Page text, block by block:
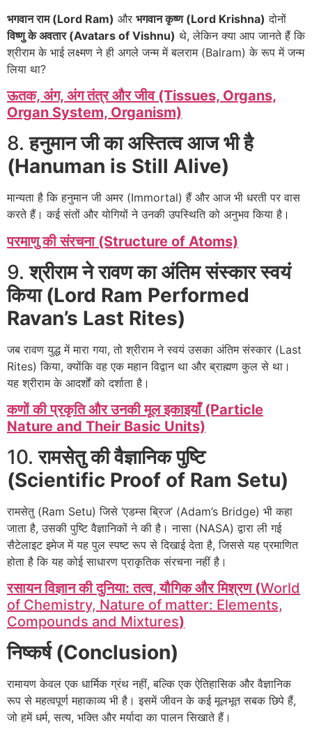
भगवान राम (Lord Ram) और भगवान कृष्ण (Lord Krishna) दोनों
विष्णु के अवतार (Avatars of Vishnu) थे, लेकिन क्या आप जानते हैं कि
श्रीराम के भाई लक्ष्मण ने ही अगले जन्म में बलराम (Balram) के रूप में जन्म
लिया था?
ऊतक, अंग, अंग तंत्र और जीव (Tissues, Organs,
Organ System, Organism)
8.हनुमान जी का अस्तित्व आज भी है
(Hanuman is Still Alive)
मान्यता है कि हनुमान जी अमर (Immortal) हैं और आज भी धरती पर वास
करते हैं। कई संतों और योगियों ने उनकी उपस्थिति को अनुभव किया है।
परमाणु की संरचना (Structure of Atoms)
9.श्रीराम ने रावण का अंतिम संस्कार स्वयं
किया (Lord Ram Performed
Ravan’s Last Rites)
जब रावण युद्ध में मारा गया, तो श्रीराम ने स्वयं उसका अंतिम संस्कार (Last
Rites) किया, क्योंकि वह एक महान विद्वान था और ब्राह्मण कुल से था।
यह श्रीराम के आदर्शों को दर्शाता है।
कणों की प्रकृति और उनकी मूल इकाइयाँ (Particle
Nature and Their Basic Units)
10.रामसेतु की वैज्ञानिक पुष्टि
(Scientific Proof of Ram Setu)
रामसेतु (Ram Setu) जिसे ‘एडम्स ब्रिज’ (Adam’s Bridge) भी कहा
जाता है, उसकी पुष्टि वैज्ञानिकों ने की है। नासा (NASA) द्वारा ली गई
सैटेलाइट इमेज में यह पुल स्पष्ट रूप से दिखाई देता है, जिससे यह प्रमाणित
होता है कि यह कोई साधारण प्राकृतिक संरचना नहीं है।
रसायन विज्ञान की दुनिया: तत्व, यौगिक और मिश्रण (World
of Chemistry, Nature of matter: Elements,
Compounds and Mixtures)
निष्कर्ष (Conclusion)
रामायण केवल एक धार्मिक ग्रंथ नहीं, बल्कि एक ऐतिहासिक और वैज्ञानिक
रूप से महत्वपूर्ण महाकाव्य भी है। इसमें जीवन के कई मूलभूत सबक छिपे हैं,
जो हमें धर्म, सत्य, भक्ति और मर्यादा का पालन सिखाते हैं।